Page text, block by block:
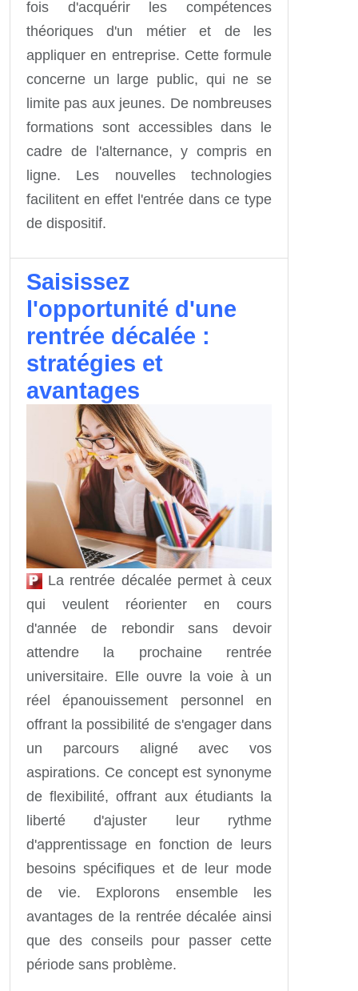
fois d'acquérir les compétences
théoriques d'un métier et de les
appliquer en entreprise. Cette formule
concerne un large public, qui ne se
limite pas aux jeunes. De nombreuses
formations sont accessibles dans le
cadre de l'alternance, y compris en
ligne. Les nouvelles technologies
facilitent en effet l'entrée dans ce type
de dispositif.
Saisissez
l'opportunité d'une
rentrée décalée :
stratégies et
avantages
La rentrée décalée permet à ceux
qui veulent réorienter en cours
d'année de rebondir sans devoir
attendre la prochaine rentrée
universitaire. Elle ouvre la voie à un
réel épanouissement personnel en
offrant la possibilité de s'engager dans
un parcours aligné avec vos
aspirations. Ce concept est synonyme
de flexibilité, offrant aux étudiants la
liberté d'ajuster leur rythme
d'apprentissage en fonction de leurs
besoins spécifiques et de leur mode
de vie. Explorons ensemble les
avantages de la rentrée décalée ainsi
que des conseils pour passer cette
période sans problème.